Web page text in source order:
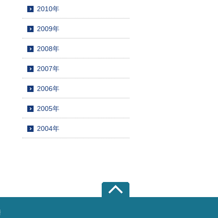
2010年
2009年
2008年
2007年
2006年
2005年
2004年